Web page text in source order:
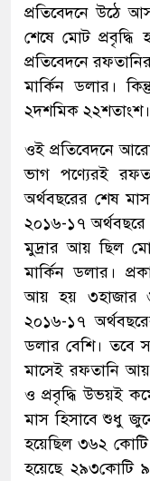
প্রতিবেদনে উঠে
শেষে মোট প্রবৃদ্ধি
প্রতিবেদনে
মার্কিন ডলার।
২দশমিক ২২শতাংশ।
ওই প্রতিবেদনে
ভাগ পণ্যেরই
অর্থবছরের শেষ
২০১৬-১৭
মুদ্রার আয় ছিল
মার্কিন ডলার।
আয় হয় ৩হাজার
২০১৬-১৭
ডলার বেশি। তবে
মাসেই রফতানি আয়
ও প্রবৃদ্ধি উভয়ই
মাস হিসাবে শুধু
হয়েছিল ৩৬২
হয়েছে ২৯৩কোটি